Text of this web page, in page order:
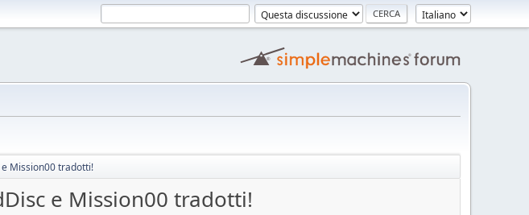
Mission00 tradotti!
e Mission00 tradotti!